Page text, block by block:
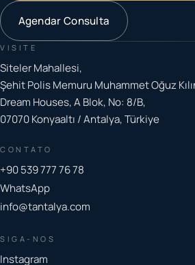
Agendar Consulta
VISITE
Siteler Mahallesi,
Şehit Polis Memuru Muhammet Oğuz
Dream Houses, A Blok, No: 8/B,
07070 Konyaaltı / Antalya, Türkiye
CONTATO
+90 539 777 76 78
WhatsApp
info@tantalya.com
SIGA-NOS
Instagram